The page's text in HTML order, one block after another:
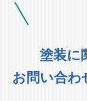
塗装に
お問い合